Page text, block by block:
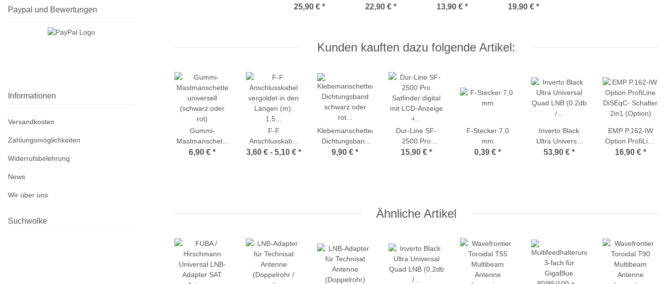
LNB
25,90 € *
LNB
22,90 € *
LNB
13,90 € *
(Raketenfeedhorn
19,90 € *
Kunden kauften dazu folgende Artikel:
Gummi-
Mastmanschette
universell
6,90 € *
F-F
Anschlusskabel
vergoldet in den
3,60 € - 5,10 € *
Klebemanschette/
Dichtungsband
schwarz oder rot
9,90 € *
Dur-Line SF-
2500 Pro
Satfinder digital
15,90 € *
F-Stecker 7,0
mm
0,39 € *
Inverto Black
Ultra Universal
Quad LNB (0.2db
53,90 € *
EMP P.162-IW
Option ProfiLine
DiSEqC- Schalter
16,90 € *
Ähnliche Artikel
Paypal und Bewertungen
Informationen
Versandkosten
Zahlungsmöglichkeiten
Widerrufsbelehrung
News
Wir über uns
Suchwolke